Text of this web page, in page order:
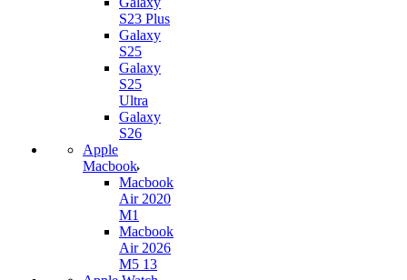
S23 Plus
Galaxy
S25
Galaxy
S25
Ultra
Galaxy
S26
Apple
Macbook
Macbook
Air 2020
M1
Macbook
Air 2026
M5 13